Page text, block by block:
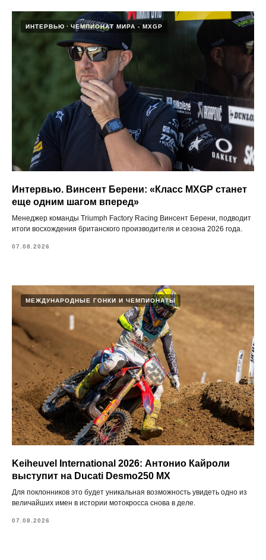
ИНТЕРВЬЮ ЧЕМПИОНАТ МИРА - MXGP
Интервью. Винсент Берени: «Класс MXGP станет
еще одним шагом вперед»
Менеджер команды Triumph Factory Racing Винсент Берени, подводит
итоги восхождения британского производителя и сезона 2026 года.
07.08.2026
МЕЖДУНАРОДНЫЕ ГОНКИ И ЧЕМПИОНАТЫ
Keiheuvel International 2026: Антонио Кайроли
выступит на Ducati Desmo250 MX
Для поклонников это будет уникальная возможность увидеть одно из
величайших имен в истории мотокросса снова в деле.
07.08.2026